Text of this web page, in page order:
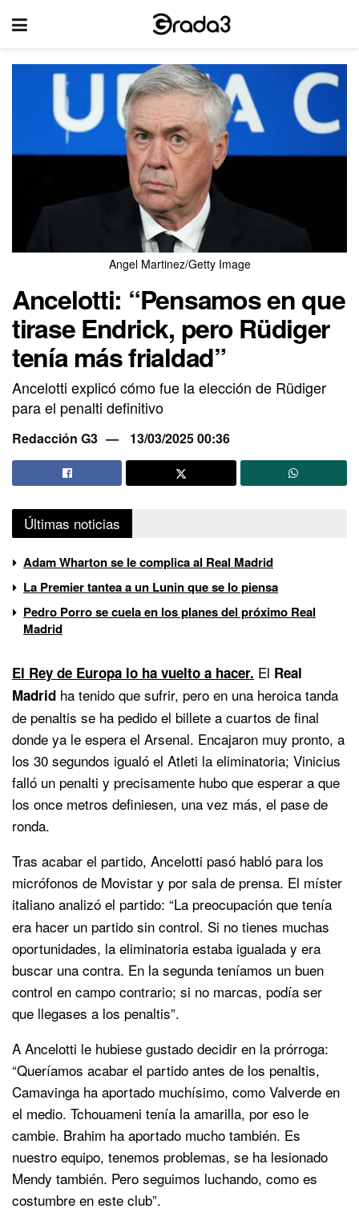
Angel Martinez/Getty Image
Ancelotti: “Pensamos en que
tirase Endrick, pero Rüdiger
tenía más frialdad”
Ancelotti explicó cómo fue la elección de Rüdiger
para el penalti definitivo
Redacción G3 13/03/2025 00:36
Últimas noticias
Adam Wharton se le complica al Real Madrid
La Premier tantea a un Lunin que se lo piensa
Pedro Porro se cuela en los planes del próximo Real
Madrid
El Rey de Europa lo ha vuelto a hacer. El Real
Madrid ha tenido que sufrir, pero en una heroica tanda
de penaltis se ha pedido el billete a cuartos de final
donde ya le espera el Arsenal. Encajaron muy pronto, a
los 30 segundos igualó el Atleti la eliminatoria; Vinicius
falló un penalti y precisamente hubo que esperar a que
los once metros definiesen, una vez más, el pase de
ronda.
Tras acabar el partido, Ancelotti pasó habló para los
micrófonos de Movistar y por sala de prensa. El míster
italiano analizó el partido: “La preocupación que tenía
era hacer un partido sin control. Si no tienes muchas
oportunidades, la eliminatoria estaba igualada y era
buscar una contra. En la segunda teníamos un buen
control en campo contrario; si no marcas, podía ser
que llegases a los penaltis”.
A Ancelotti le hubiese gustado decidir en la prórroga:
“Queríamos acabar el partido antes de los penaltis,
Camavinga ha aportado muchísimo, como Valverde en
el medio. Tchouameni tenía la amarilla, por eso le
cambie. Brahim ha aportado mucho también. Es
nuestro equipo, tenemos problemas, se ha lesionado
Mendy también. Pero seguimos luchando, como es
costumbre en este club”.